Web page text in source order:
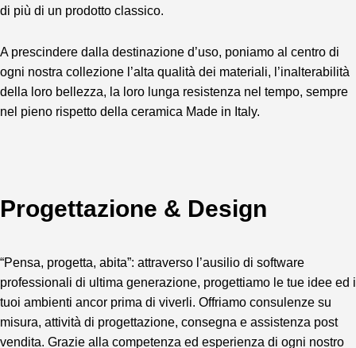
di più di un prodotto classico.
A prescindere dalla destinazione d’uso, poniamo al centro di
ogni nostra collezione l’alta qualità dei materiali, l’inalterabilità
della loro bellezza, la loro lunga resistenza nel tempo, sempre
nel pieno rispetto della ceramica Made in Italy.
Progettazione & Design
“Pensa, progetta, abita”: attraverso l’ausilio di software
professionali di ultima generazione, progettiamo le tue idee ed i
tuoi ambienti ancor prima di viverli. Offriamo consulenze su
misura, attività di progettazione, consegna e assistenza post
vendita. Grazie alla competenza ed esperienza di ogni nostro